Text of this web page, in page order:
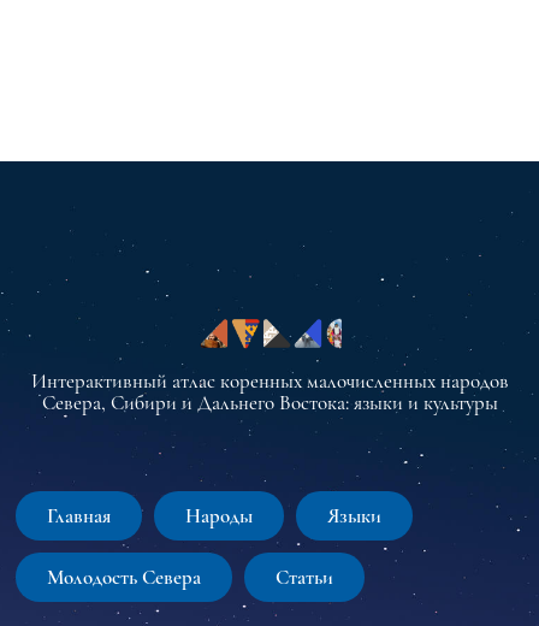
Интерактивный атлас коренных малочисленных народов
Севера, Сибири и Дальнего Востока: языки и культуры
Главная Народы Языки
Молодость Севера Статьи